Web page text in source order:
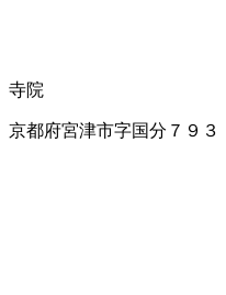
寺院
京都府宮津市字国分７９３